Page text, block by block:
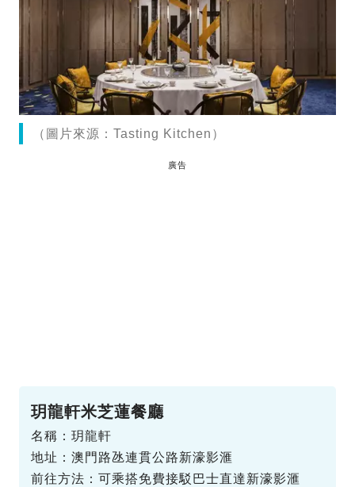
（圖片來源：Tasting Kitchen）
廣告
玥龍軒米芝蓮餐廳
名稱：玥龍軒
地址：澳門路氹連貫公路新濠影滙
前往方法：可乘搭免費接駁巴士直達新濠影滙